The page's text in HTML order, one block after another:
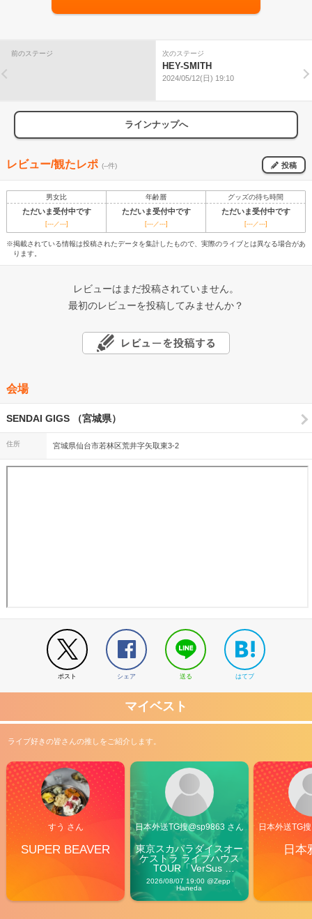
前のステージ 次のステージ
HEY-SMITH
2024/05/12(日) 19:10
ラインナップへ
レビュー/観たレポ (--件) 投稿
男女比 年齢層 グッズの待ち時間
ただいま受付中です ただいま受付中です ただいま受付中です
[---／---] [---／---] [---／---]
※掲載されている情報は投稿されたデータを集計したもので、実際のライブとは異なる場合があ
ります。
レビューはまだ投稿されていません。
最初のレビューを投稿してみませんか？
会場
SENDAI GIGS （宮城県）
住所 宮城県仙台市若林区荒井字矢取東3-2
ポスト シェア 送る はてブ
マイベスト
ライブ好きの皆さんの推しをご紹介します。
すう さん
SUPER BEAVER
日本外送TG搜@sp9863 さん
東京スカパラダイスオー
ケストラ ライブハウス
TOUR「VerSus
Carnival」
2026/08/07 19:00 @Zepp
Haneda
日本外送TG
日本